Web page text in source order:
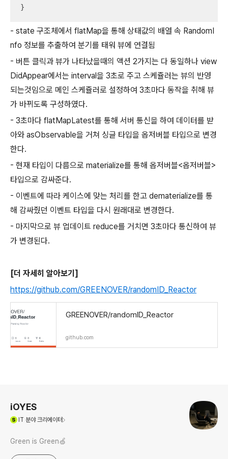
}
- state 구조체에서 flatMap을 통해 상태값의 배열 속 RandomI
nfo 정보를 추출하여 분기를 태워 뷰에 연결됨
- 버튼 클릭과 뷰가 나타났을때의 액션 2가지는 다 동일하나 view
DidAppear에서는 interval을 3초로 주고 스케쥴러는 뷰의 반영
되는것임으로 메인 스케쥴러로 설정하여 3초마다 동작을 취해 뷰
가 바뀌도록 구성하였다.
- 3초마다 flatMapLatest를 통해 서버 통신을 하여 데이터를 받
아와 asObservable을 거쳐 싱글 타입을 옵저버블 타입으로 변경
한다.
- 현재 타입이 다름으로 materialize를 통해 옵저버블<옵저버블>
타입으로 감싸준다.
- 이벤트에 따라 케이스에 맞는 처리를 한고 dematerialize를 통
해 감싸줬던 이벤트 타입을 다시 원래대로 변경한다.
- 마지막으로 뷰 업데이트 reduce를 거치면 3초마다 통신하여 뷰
가 변경된다.
[더 자세히 알아보기]
https://github.com/GREENOVER/randomID_Reactor
GREENOVER/randomID_Reactor
github.com
iOYES
IT 분야 크리에이터
Green is Green🍏